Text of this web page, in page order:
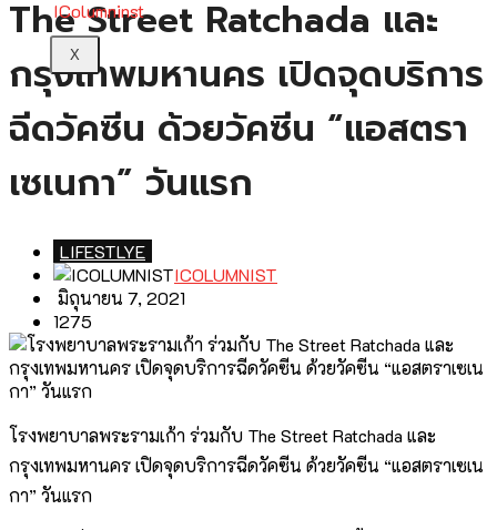
X
The Street Ratchada และ
กรุงเทพมหานคร เปิดจุดบริการ
ฉีดวัคซีน ด้วยวัคซีน “แอสตรา
เซเนกา” วันแรก
LIFESTLYE
ICOLUMNIST
มิถุนายน 7, 2021
1275
โรงพยาบาลพระรามเก้า ร่วมกับ The Street Ratchada และ
กรุงเทพมหานคร เปิดจุดบริการฉีดวัคซีน ด้วยวัคซีน “แอสตราเซเน
กา” วันแรก